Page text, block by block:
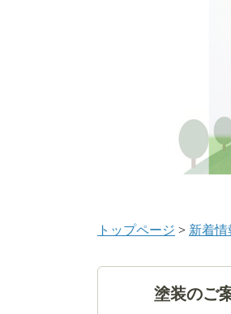
トップページ > 新着情
塗装のご